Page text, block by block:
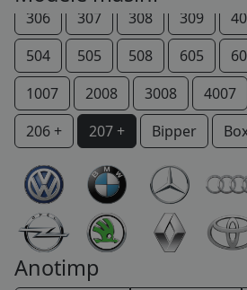
BLOG
B2B -
CONT
CONTACT
COS (
0 PRODUSE)
306
307 308 309
504
505 508 605
1007
2008 3008 4007
206 +
207 + Bipper
IOn
P 4 Partner
TRAVELLER
Anotimp